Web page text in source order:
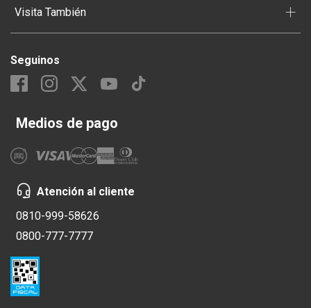
Visita También +
Seguinos
Medios de pago
Atención al cliente
0810-999-58626
0800-777-7777